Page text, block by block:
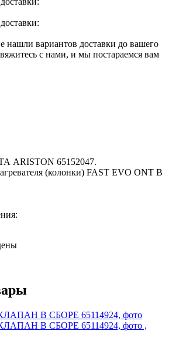
вариантов доставки до вашего
с нами, и мы постараемся вам
65152047.
(колонки) FAST EVO ONT B